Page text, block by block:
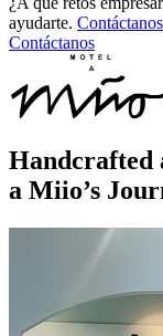
ayudarte. Contáctanos
Contáctanos
Handcrafted
a Miio’s